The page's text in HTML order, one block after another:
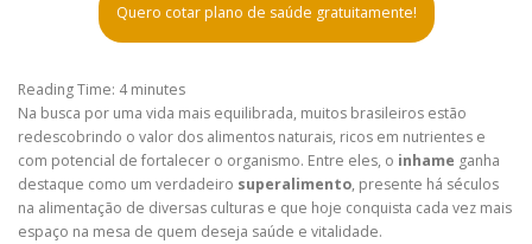
Quero cotar plano de saúde gratuitamente!
Reading Time: 4 minutes
Na busca por uma vida mais equilibrada, muitos brasileiros estão
redescobrindo o valor dos alimentos naturais, ricos em nutrientes e
com potencial de fortalecer o organismo. Entre eles, o inhame ganha
destaque como um verdadeiro superalimento, presente há séculos
na alimentação de diversas culturas e que hoje conquista cada vez mais
espaço na mesa de quem deseja saúde e vitalidade.